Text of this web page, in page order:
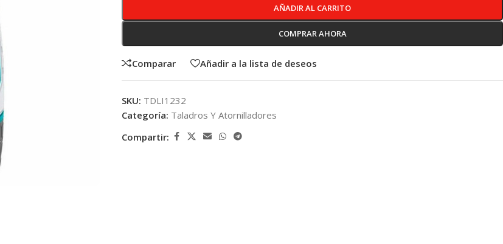
AÑADIR AL CARRITO
COMPRAR AHORA
Comparar Añadir a la lista de deseos
SKU: TDLI1232
Categoría: Taladros Y Atornilladores
Compartir: